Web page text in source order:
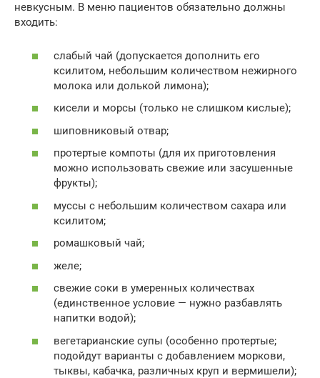
невкусным. В меню пациентов обязательно должны
входить:
слабый чай (допускается дополнить его
ксилитом, небольшим количеством нежирного
молока или долькой лимона);
кисели и морсы (только не слишком кислые);
шиповниковый отвар;
протертые компоты (для их приготовления
можно использовать свежие или засушенные
фрукты);
муссы с небольшим количеством сахара или
ксилитом;
ромашковый чай;
желе;
свежие соки в умеренных количествах
(единственное условие — нужно разбавлять
напитки водой);
вегетарианские супы (особенно протертые;
подойдут варианты с добавлением моркови,
тыквы, кабачка, различных круп и вермишели);